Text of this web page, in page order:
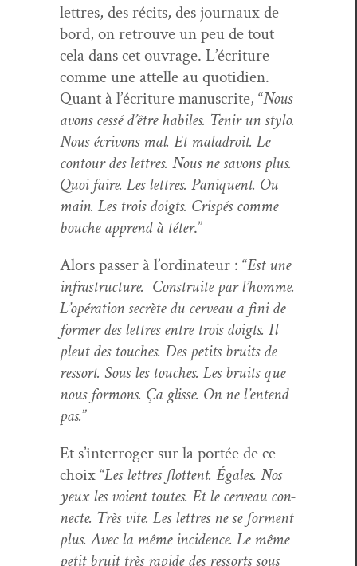
let­tres, des réc­its, des jour­naux de
bord, on retrou­ve un peu de tout
cela dans cet ouvrage. L’écri­t­ure
comme une attelle au quo­ti­di­en.
Quant à l’écri­t­ure man­u­scrite, “Nous
avons cessé d’être habiles. Tenir un sty­lo.
Nous écrivons mal. Et mal­adroit. Le
con­tour des let­tres. Nous ne savons plus.
Quoi faire. Les let­tres. Paniquent. Ou
main. Les trois doigts. Crispés comme
bouche apprend à téter.”
Alors pass­er à l’or­di­na­teur : “Est une
infra­struc­ture. Con­stru­ite par l’homme.
L’opéra­tion secrète du cerveau a fini de
for­mer des let­tres entre trois doigts. Il
pleut des touch­es. Des petits bruits de
ressort. Sous les touch­es. Les bruits que
nous for­mons. Ça glisse. On ne l’en­tend
pas.”
Et s’interroger sur la portée de ce
choix “Les let­tres flot­tent. Égales. Nos
yeux les voient toutes. Et le cerveau con­
necte. Très vite. Les let­tres ne se for­ment
plus. Avec la même inci­dence. Le même
petit bruit très rapi­de des ressorts sous